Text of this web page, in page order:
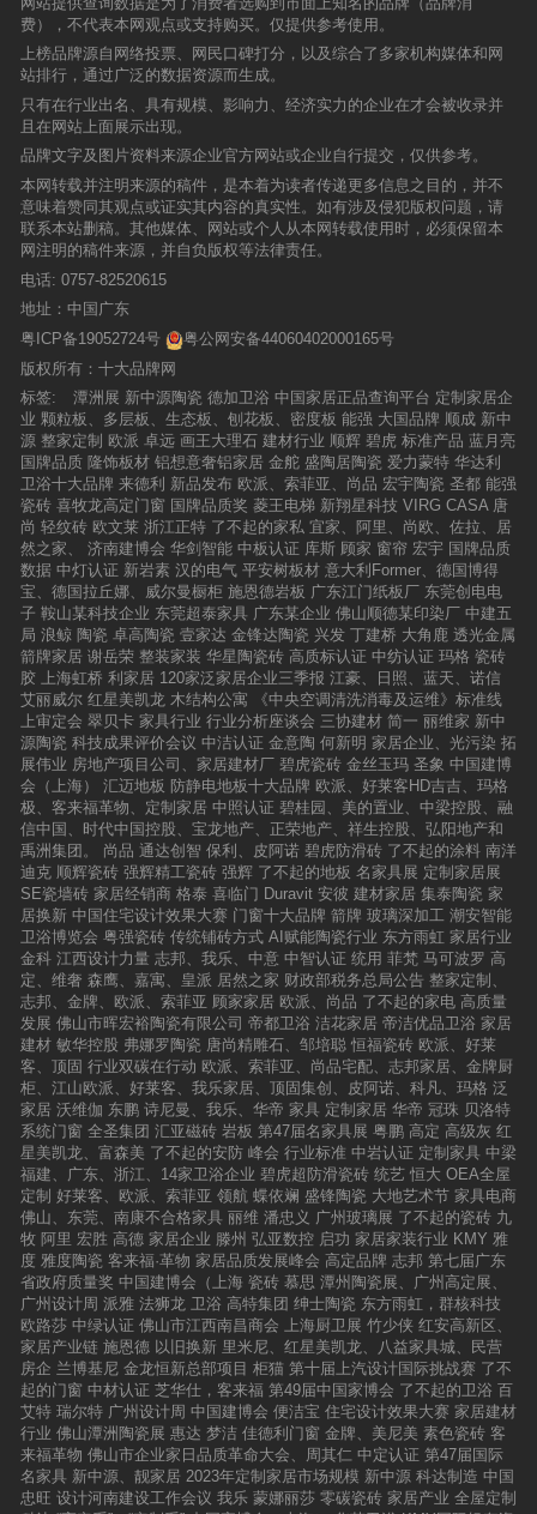
费），不代表本网观点或支持购买。仅提供参考使用。
上榜品牌源自网络投票、网民口碑打分，以及综合了多家机构媒体和网
站排行，通过广泛的数据资源而生成。
只有在行业出名、具有规模、影响力、经济实力的企业在才会被收录并
且在网站上面展示出现。
品牌文字及图片资料来源企业官方网站或企业自行提交，仅供参考。
本网转载并注明来源的稿件，是本着为读者传递更多信息之目的，并不
意味着赞同其观点或证实其内容的真实性。如有涉及侵犯版权问题，请
联系本站删稿。其他媒体、网站或个人从本网转载使用时，必须保留本
网注明的稿件来源，并自负版权等法律责任。
电话: 0757-82520615
地址：中国广东
粤ICP备19052724号
粤公网安备44060402000165号
版权所有：十大品牌网
标签:
潭洲展 新中源陶瓷 德加卫浴 中国家居正品查询平台 定制家居企
业 颗粒板、多层板、生态板、刨花板、密度板 能强 大国品牌 顺成 新中
源 整家定制 欧派 卓远 画王大理石 建材行业 顺辉 碧虎 标准产品 蓝月亮
国牌品质 隆饰板材 铝想意奢铝家居 金舵 盛陶居陶瓷 爱力蒙特 华达利
卫浴十大品牌 来德利 新品发布 欧派、索菲亚、尚品 宏宇陶瓷 圣都 能强
瓷砖 喜牧龙高定门窗 国牌品质奖 菱王电梯 新翔星科技 VIRG CASA 唐
尚 轻纹砖 欧文莱 浙江正特 了不起的家私 宜家、阿里、尚欧、佐拉、居
然之家、
济南建博会 华剑智能 中板认证 库斯 顾家 窗帘 宏宇 国牌品质
数据 中灯认证 新岩素 汉的电气 平安树板材 意大利Former、德国博得
宝、德国拉丘娜、威尔曼橱柜 施恩德岩板 广东江门纸板厂 东莞创电电
子 鞍山某科技企业 东莞超泰家具 广东某企业 佛山顺德某印染厂 中建五
局 浪鲸 陶瓷 卓高陶瓷 壹家达 金锋达陶瓷 兴发 丁建桥 大角鹿 透光金属
箭牌家居 谢岳荣 整装家装 华星陶瓷砖 高质标认证 中纺认证 玛格 瓷砖
胶 上海虹桥 利家居 120家泛家居企业三季报 江豪、日照、蓝天、诺信
艾丽威尔 红星美凯龙 木结构公寓
《中央空调清洗消毒及运维》标准线
上审定会 翠贝卡 家具行业 行业分析座谈会 三协建材 简一 丽维家 新中
源陶瓷 科技成果评价会议 中洁认证 金意陶 何新明 家居企业、光污染 拓
展伟业 房地产项目公司、家居建材厂 碧虎瓷砖 金丝玉玛 圣象 中国建博
会（上海）
汇迈地板 防静电地板十大品牌 欧派、好莱客HD吉吉、玛格
极、客来福革物、定制家居 中照认证 碧桂园、美的置业、中梁控股、融
信中国、时代中国控股、宝龙地产、正荣地产、祥生控股、弘阳地产和
禹洲集团。
尚品 通达创智 保利、皮阿诺 碧虎防滑砖 了不起的涂料 南洋
迪克 顺辉瓷砖 强辉精工瓷砖 强辉 了不起的地板 名家具展 定制家居展
SE瓷墙砖 家居经销商 格泰 喜临门 Duravit 安彼 建材家居 集泰陶瓷 家
居换新 中国住宅设计效果大赛 门窗十大品牌 箭牌 玻璃深加工 潮安智能
卫浴博览会 粤强瓷砖 传统铺砖方式 AI赋能陶瓷行业 东方雨虹 家居行业
金科 江西设计力量 志邦、我乐、中意 中智认证 统用 菲梵 马可波罗 高
定、维奢 森鹰、嘉寓、皇派 居然之家 财政部税务总局公告 整家定制、
志邦、金牌、欧派、索菲亚 顾家家居 欧派、尚品 了不起的家电 高质量
发展 佛山市晖宏裕陶瓷有限公司 帝都卫浴 洁花家居 帝洁优品卫浴 家居
建材 敏华控股 弗娜罗陶瓷 唐尚精雕石、邹培聪 恒福瓷砖 欧派、好莱
客、顶固 行业双碳在行动 欧派、索菲亚、尚品宅配、志邦家居、金牌厨
柜、江山欧派、好莱客、我乐家居、顶固集创、皮阿诺、科凡、玛格 泛
家居 沃维伽 东鹏 诗尼曼、我乐、华帝 家具 定制家居 华帝 冠珠 贝洛特
系统门窗 全圣集团 汇亚磁砖 岩板 第47届名家具展 粤鹏 高定 高级灰 红
星美凯龙、富森美 了不起的安防 峰会 行业标准 中岩认证 定制家具 中梁
福建、广东、浙江、14家卫浴企业 碧虎超防滑瓷砖 统艺 恒大 OEA全屋
定制 好莱客、欧派、索菲亚 领航 蝶依斓 盛锋陶瓷 大地艺术节 家具电商
佛山、东莞、南康不合格家具 丽维 潘忠义 广州玻璃展 了不起的瓷砖 九
牧 阿里 宏胜 高德 家居企业 滕州 弘亚数控 启功 家居家装行业 KMY 雅
度 雅度陶瓷 客来福·革物 家居品质发展峰会 高定品牌 志邦 第七届广东
省政府质量奖 中国建博会（上海 瓷砖 慕思 潭州陶瓷展、广州高定展、
广州设计周 派雅 法狮龙 卫浴 高特集团 绅士陶瓷 东方雨虹，群核科技
欧路莎 中绿认证 佛山市江西南昌商会 上海厨卫展 竹少侠 红安高新区、
家居产业链 施恩德 以旧换新 里米尼、红星美凯龙、八益家具城、民营
房企 兰博基尼 金龙恒新总部项目 柜猫 第十届上汽设计国际挑战赛 了不
起的门窗 中材认证 芝华仕，客来福 第49届中国家博会 了不起的卫浴 百
艾特 瑞尔特 广州设计周 中国建博会 便洁宝 住宅设计效果大赛 家居建材
行业 佛山潭洲陶瓷展 惠达 梦洁 佳德利门窗 金牌、美尼美 素色瓷砖 客
来福革物 佛山市企业家日品质革命大会、周其仁 中定认证 第47届国际
名家具 新中源、靓家居 2023年定制家居市场规模 新中源 科达制造 中国
忠旺 设计河南建设工作会议 我乐 蒙娜丽莎 零碳瓷砖 家居产业 全屋定制